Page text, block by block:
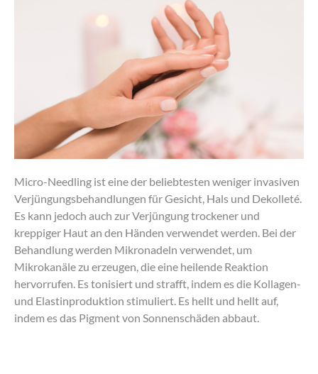
Micro-Needling ist eine der beliebtesten weniger invasiven
Verjüngungsbehandlungen für Gesicht, Hals und Dekolleté.
Es kann jedoch auch zur Verjüngung trockener und
kreppiger Haut an den Händen verwendet werden. Bei der
Behandlung werden Mikronadeln verwendet, um
Mikrokanäle zu erzeugen, die eine heilende Reaktion
hervorrufen. Es tonisiert und strafft, indem es die Kollagen-
und Elastinproduktion stimuliert. Es hellt und hellt auf,
indem es das Pigment von Sonnenschäden abbaut.